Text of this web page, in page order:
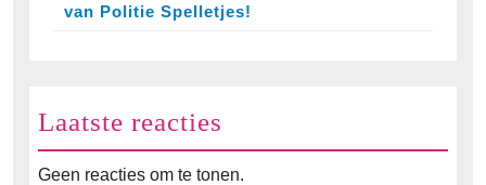
van Politie Spelletjes!
Laatste reacties
Geen reacties om te tonen.